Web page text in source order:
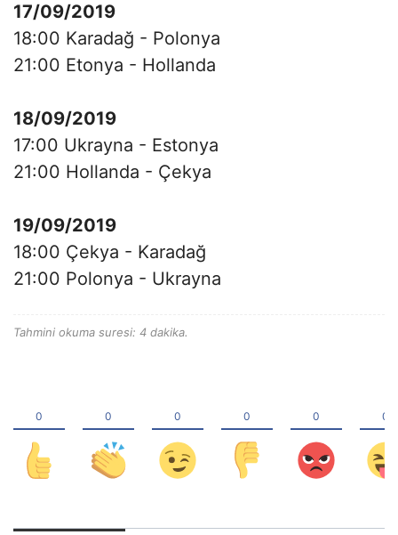
17/09/2019
18:00 Karadağ - Polonya
21:00 Etonya - Hollanda
18/09/2019
17:00 Ukrayna - Estonya
21:00 Hollanda - Çekya
19/09/2019
18:00 Çekya - Karadağ
21:00 Polonya - Ukrayna
Tahmini okuma suresi: 4 dakika.